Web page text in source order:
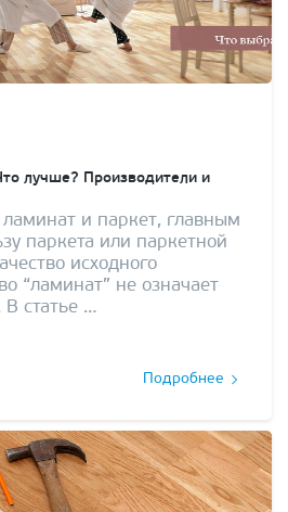
лучше? Производители и
и паркет, главным
паркета или паркетной
исходного
“ламинат” не означает
В статье …
Подробнее